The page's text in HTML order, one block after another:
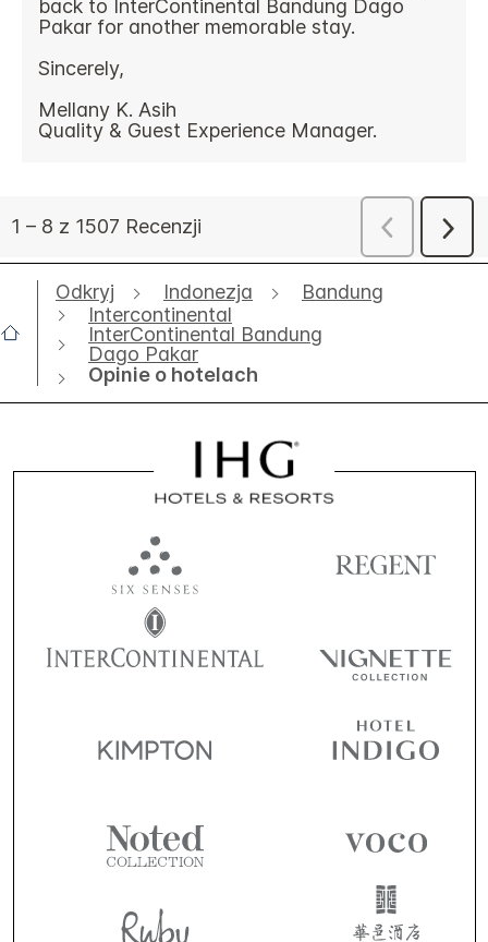
Odkryj Indonezja
Bandung
Intercontinental
InterContinental Bandung
Dago Pakar
Opinie o hotelach